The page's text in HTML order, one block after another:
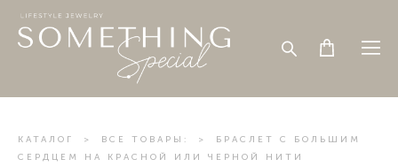
КАТАЛОГ > ВСЕ ТОВАРЫ: >
БРАСЛЕТ С БОЛЬШИМ
СЕРДЦЕМ НА КРАСНОЙ ИЛИ ЧЕРНОЙ НИТИ